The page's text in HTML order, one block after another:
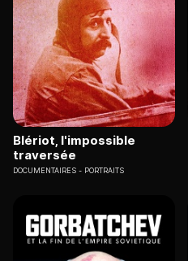
Blériot, l'impossible
traversée
DOCUMENTAIRES PORTRAITS